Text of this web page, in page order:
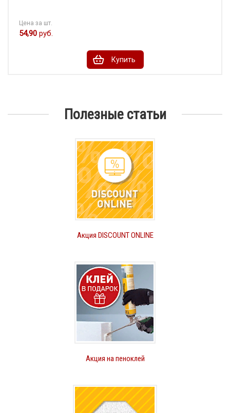
Цена за шт.
54,90 руб.
Купить
Полезные статьи
Акция DISCOUNT ONLINE
Акция на пеноклей